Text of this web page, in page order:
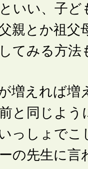
いい、子ど
親とか祖父
てみる方法
増えれば増
と同じよう
っしょでこ
の先生に言